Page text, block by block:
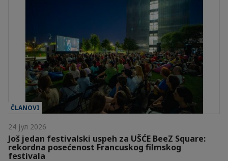
ČLANOVI
24 јул 2026
Još jedan festivalski uspeh za UŠĆE BeeZ Square:
rekordna posećenost Francuskog filmskog
festivala